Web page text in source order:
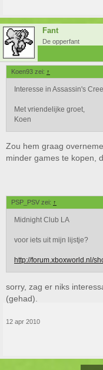
Fant
De opperfant
Koen93 zei: ↑
Interesse in Assassin's
Met vriendelijke groet,
Koen
Zou hem graag
minder games te kopen,
PSP_PSV zei: ↑
Midnight Club LA
voor iets uit mijn lijstje?
http://forum.xboxworld.nl/
sorry, zag er niks
(gehad).
12 apr 2010